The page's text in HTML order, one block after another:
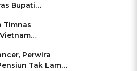
Bupati
Timnas
di Pakansari
Perwira
Tak Lama